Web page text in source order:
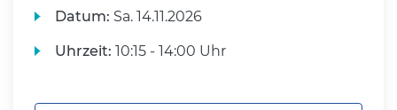
Datum: Sa. 14.11.2026
Uhrzeit: 10:15 - 14:00 Uhr